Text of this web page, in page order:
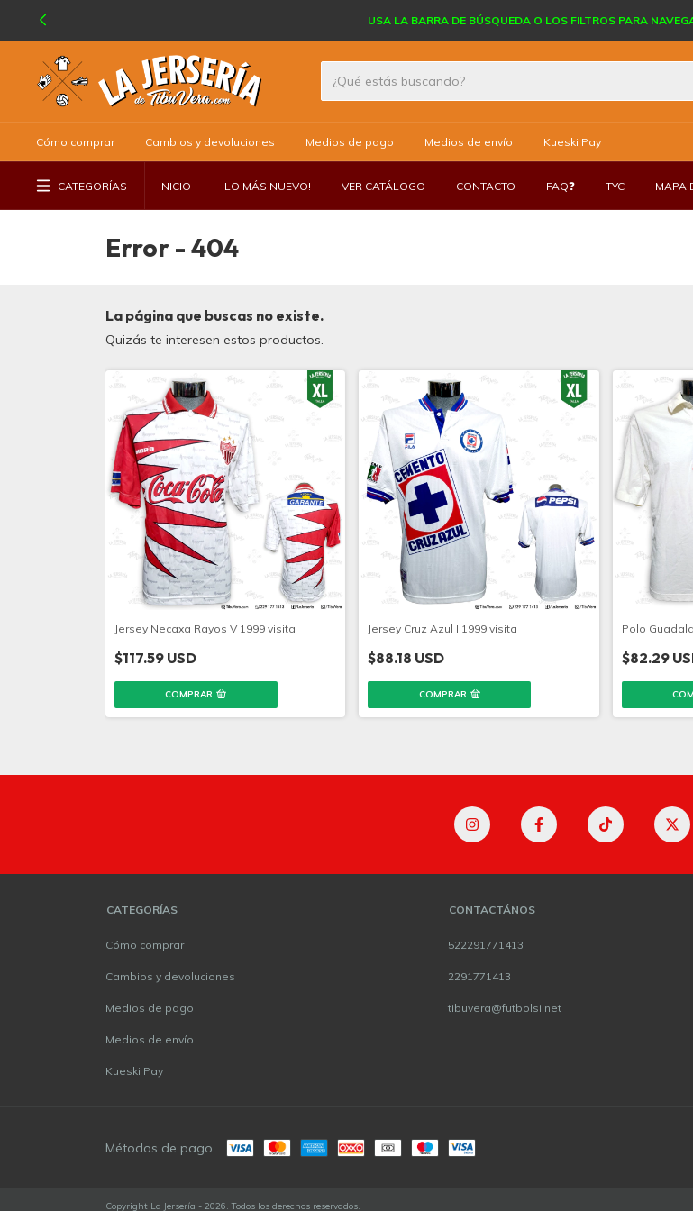
USA LA BARRA DE BÚSQUEDA O LOS FILTROS PARA
Cómo comprar Cambios y devoluciones Medios de pago Medios de envío Kueski Pay
CATEGORÍAS INICIO ¡LO MÁS NUEVO! VER CATÁLOGO CONTACTO FAQ❓ TYC MAPA
Error - 404
La página que buscas no existe.
Quizás te interesen estos productos.
Jersey Necaxa Rayos V 1999 visita
$117.59 USD
COMPRAR
Jersey Cruz Azul I 1999 visita
$88.18 USD
COMPRAR
Polo
$82.29
CATEGORÍAS
Cómo comprar
Cambios y devoluciones
Medios de pago
Medios de envío
Kueski Pay
CONTACTÁNOS
522291771413
2291771413
tibuvera@futbolsi.net
Métodos de pago
Copyright La Jersería - 2026. Todos los derechos reservados.